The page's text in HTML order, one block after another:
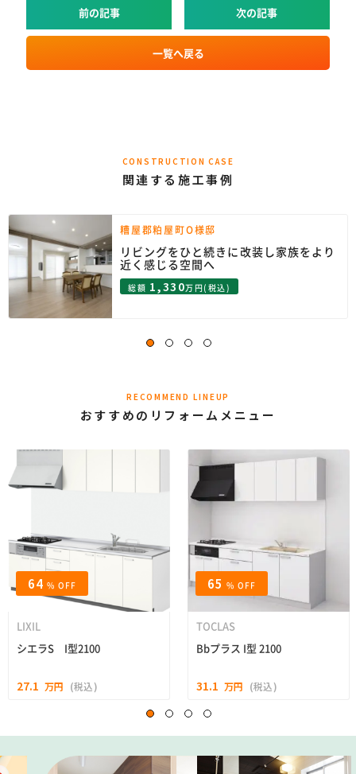
前の記事 次の記事
一覧へ戻る
CONSTRUCTION CASE
関連する施工事例
糟屋郡粕屋町O様邸
リビングをひと続きに改装し家族をより
近く感じる空間へ
総額 1,330万円(税込)
RECOMMEND LINEUP
おすすめのリフォームメニュー
64% OFF
LIXIL
シエラS I型2100
27.1 万円 (税込)
65% OFF
TOCLAS
Bbプラス I型 2100
31.1 万円 (税込)